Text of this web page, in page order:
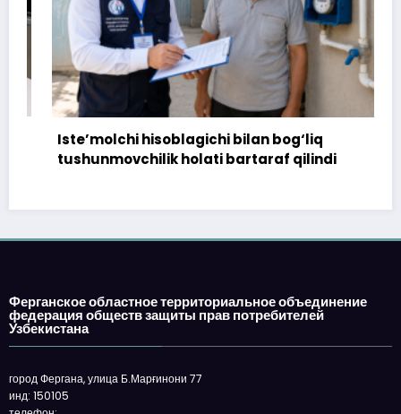
Iste’molchi hisoblagichi bilan bog‘liq
tushunmovchilik holati bartaraf qilindi
Ферганское областное территориальное объединение
федерация обществ защиты прав потребителей
Узбекистана
город Фергана, улица Б.Марғинони 77
инд: 150105